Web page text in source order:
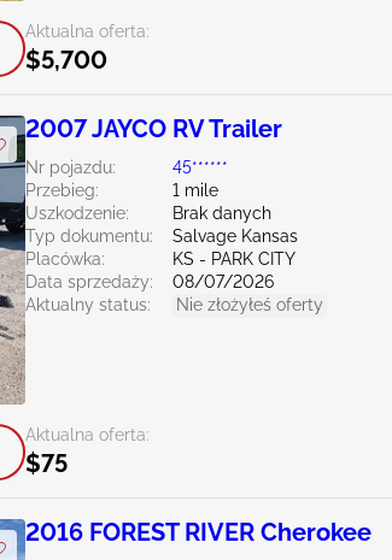
Aktualna oferta:
$5,700
2007 JAYCO RV Trailer
Nr pojazdu:
45******
Przebieg:
1 mile
Uszkodzenie:
Brak danych
Typ dokumentu:
Salvage Kansas
Placówka:
KS - PARK CITY
Data sprzedaży:
08/07/2026
Aktualny status:
Nie złożyłeś oferty
Aktualna oferta:
$75
2016 FOREST RIVER Cherokee